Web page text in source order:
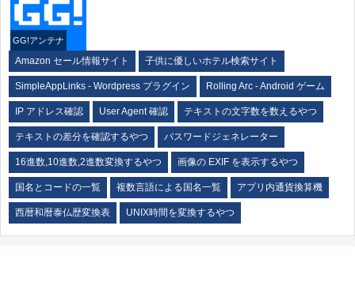
GG!アンテナ
Amazon セール情報サイト 子供に優しいホテル検索サイト
SimpleAppLinks - Wordpress プラグイン Rolling Arc - Android ゲーム
IP アドレス確認 User Agent 確認 テキストの文字数を数えるやつ
テキストの差分を確認するやつ パスワードジェネレーター
16進数,10進数,2進数変換するやつ 画像の EXIF を表示するやつ
国名とコードの一覧 複数言語による国名一覧 アプリ内通貨換算機
西暦和暦泰仏歴変換表 UNIX時間を変換するやつ